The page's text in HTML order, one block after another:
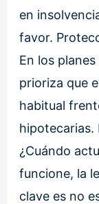
en
favor.
En los
prioriza que
habitual
hipotecarias.
¿Cuándo
funcione, la
clave es no